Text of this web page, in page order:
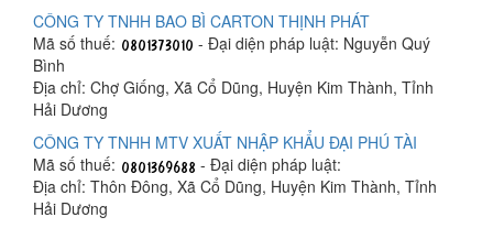
CÔNG TY TNHH BAO BÌ CARTON THỊNH PHÁT
Mã số thuế:
- Đại diện pháp luật: Nguyễn Quý
Bình
Địa chỉ: Chợ Giống, Xã Cổ Dũng, Huyện Kim Thành, Tỉnh
Hải Dương
CÔNG TY TNHH MTV XUẤT NHẬP KHẨU ĐẠI PHÚ TÀI
Mã số thuế:
- Đại diện pháp luật:
Địa chỉ: Thôn Đông, Xã Cổ Dũng, Huyện Kim Thành, Tỉnh
Hải Dương